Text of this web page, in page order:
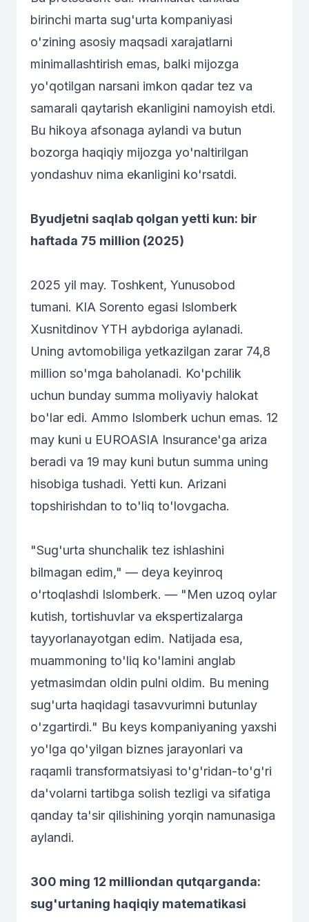
birinchi marta sug'urta kompaniyasi
o'zining asosiy maqsadi xarajatlarni
minimallashtirish emas, balki mijozga
yo'qotilgan narsani imkon qadar tez va
samarali qaytarish ekanligini namoyish etdi.
Bu hikoya afsonaga aylandi va butun
bozorga haqiqiy mijozga yo'naltirilgan
yondashuv nima ekanligini ko'rsatdi.
Byudjetni saqlab qolgan yetti kun: bir
haftada 75 million (2025)
2025 yil may. Toshkent, Yunusobod
tumani. KIA Sorento egasi Islomberk
Xusnitdinov YTH aybdoriga aylanadi.
Uning avtomobiliga yetkazilgan zarar 74,8
million so'mga baholanadi. Ko'pchilik
uchun bunday summa moliyaviy halokat
bo'lar edi. Ammo Islomberk uchun emas. 12
may kuni u EUROASIA Insurance'ga ariza
beradi va 19 may kuni butun summa uning
hisobiga tushadi. Yetti kun. Arizani
topshirishdan to to'liq to'lovgacha.
"Sug'urta shunchalik tez ishlashini
bilmagan edim," — deya keyinroq
o'rtoqlashdi Islomberk. — "Men uzoq oylar
kutish, tortishuvlar va ekspertizalarga
tayyorlanayotgan edim. Natijada esa,
muammoning to'liq ko'lamini anglab
yetmasimdan oldin pulni oldim. Bu mening
sug'urta haqidagi tasavvurimni butunlay
o'zgartirdi." Bu keys kompaniyaning yaxshi
yo'lga qo'yilgan biznes jarayonlari va
raqamli transformatsiyasi to'g'ridan-to'g'ri
da'volarni tartibga solish tezligi va sifatiga
qanday ta'sir qilishining yorqin namunasiga
aylandi.
300 ming 12 milliondan qutqarganda:
sug'urtaning haqiqiy matematikasi